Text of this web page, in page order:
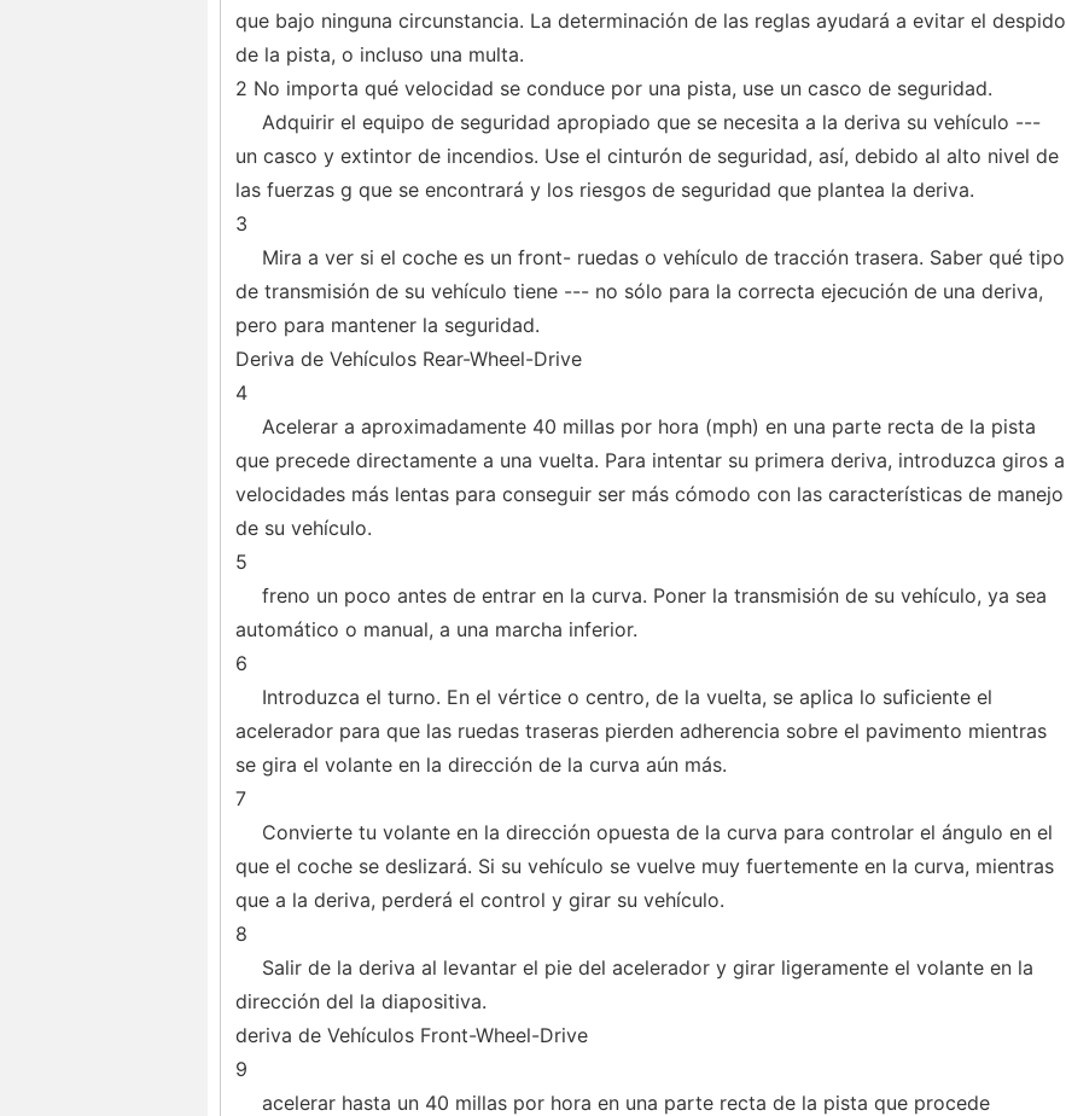
que bajo ninguna circunstancia. La determinación de las reglas ayudará a evitar el despido
de la pista, o incluso una multa.
2 No importa qué velocidad se conduce por una pista, use un casco de seguridad.
Adquirir el equipo de seguridad apropiado que se necesita a la deriva su vehículo ---
un casco y extintor de incendios. Use el cinturón de seguridad, así, debido al alto nivel de
las fuerzas g que se encontrará y los riesgos de seguridad que plantea la deriva.
3
Mira a ver si el coche es un front- ruedas o vehículo de tracción trasera. Saber qué tipo
de transmisión de su vehículo tiene --- no sólo para la correcta ejecución de una deriva,
pero para mantener la seguridad.
Deriva de Vehículos Rear-Wheel-Drive
4
Acelerar a aproximadamente 40 millas por hora (mph) en una parte recta de la pista
que precede directamente a una vuelta. Para intentar su primera deriva, introduzca giros a
velocidades más lentas para conseguir ser más cómodo con las características de manejo
de su vehículo.
5
freno un poco antes de entrar en la curva. Poner la transmisión de su vehículo, ya sea
automático o manual, a una marcha inferior.
6
Introduzca el turno. En el vértice o centro, de la vuelta, se aplica lo suficiente el
acelerador para que las ruedas traseras pierden adherencia sobre el pavimento mientras
se gira el volante en la dirección de la curva aún más.
7
Convierte tu volante en la dirección opuesta de la curva para controlar el ángulo en el
que el coche se deslizará. Si su vehículo se vuelve muy fuertemente en la curva, mientras
que a la deriva, perderá el control y girar su vehículo.
8
Salir de la deriva al levantar el pie del acelerador y girar ligeramente el volante en la
dirección del la diapositiva.
deriva de Vehículos Front-Wheel-Drive
9
acelerar hasta un 40 millas por hora en una parte recta de la pista que procede